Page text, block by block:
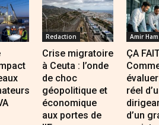
Redaction
Crise migratoire
à Ceuta : l’onde
de choc
géopolitique et
économique
aux portes de
Amir
ÇA
réel
d’un